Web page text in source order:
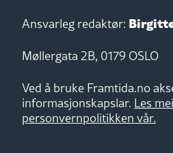
Ansvarleg redaktør:
Møllergata 2B, 0179 OSLO
Ved å bruke Framtida.no
informasjonskapslar. Les
personvernpolitikken vår.